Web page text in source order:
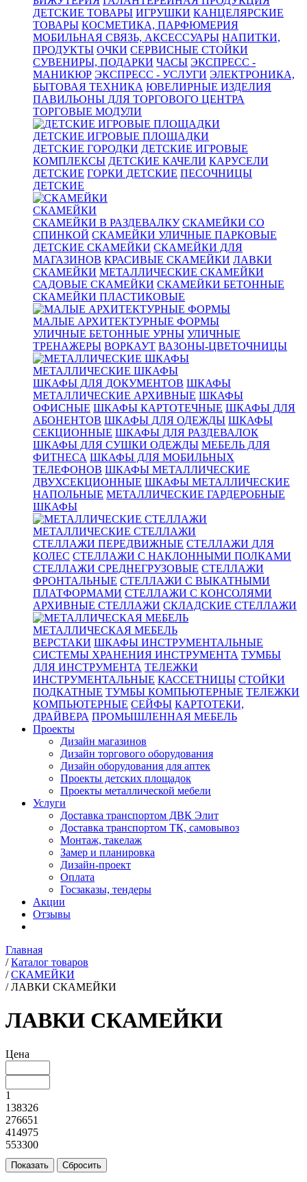
ДЕТСКИЕ ТОВАРЫ ИГРУШКИ КАНЦЕЛЯРСКИЕ
ТОВАРЫ КОСМЕТИКА, ПАРФЮМЕРИЯ
МОБИЛЬНАЯ СВЯЗЬ, АКСЕССУАРЫ НАПИТКИ,
ПРОДУКТЫ ОЧКИ СЕРВИСНЫЕ СТОЙКИ
СУВЕНИРЫ, ПОДАРКИ ЧАСЫ ЭКСПРЕСС -
МАНИКЮР ЭКСПРЕСС - УСЛУГИ ЭЛЕКТРОНИКА,
БЫТОВАЯ ТЕХНИКА ЮВЕЛИРНЫЕ ИЗДЕЛИЯ
ПАВИЛЬОНЫ ДЛЯ ТОРГОВОГО ЦЕНТРА
ТОРГОВЫЕ МОДУЛИ
ДЕТСКИЕ ИГРОВЫЕ ПЛОЩАДКИ
ДЕТСКИЕ ГОРОДКИ ДЕТСКИЕ ИГРОВЫЕ
КОМПЛЕКСЫ ДЕТСКИЕ КАЧЕЛИ КАРУСЕЛИ
ДЕТСКИЕ ГОРКИ ДЕТСКИЕ ПЕСОЧНИЦЫ
ДЕТСКИЕ
СКАМЕЙКИ
СКАМЕЙКИ В РАЗДЕВАЛКУ СКАМЕЙКИ СО
СПИНКОЙ СКАМЕЙКИ УЛИЧНЫЕ ПАРКОВЫЕ
ДЕТСКИЕ СКАМЕЙКИ СКАМЕЙКИ ДЛЯ
МАГАЗИНОВ КРАСИВЫЕ СКАМЕЙКИ ЛАВКИ
СКАМЕЙКИ МЕТАЛЛИЧЕСКИЕ СКАМЕЙКИ
САДОВЫЕ СКАМЕЙКИ СКАМЕЙКИ БЕТОННЫЕ
СКАМЕЙКИ ПЛАСТИКОВЫЕ
МАЛЫЕ АРХИТЕКТУРНЫЕ ФОРМЫ
УЛИЧНЫЕ БЕТОННЫЕ УРНЫ УЛИЧНЫЕ
ТРЕНАЖЕРЫ ВОРКАУТ ВАЗОНЫ-ЦВЕТОЧНИЦЫ
МЕТАЛЛИЧЕСКИЕ ШКАФЫ
ШКАФЫ ДЛЯ ДОКУМЕНТОВ ШКАФЫ
МЕТАЛЛИЧЕСКИЕ АРХИВНЫЕ ШКАФЫ
ОФИСНЫЕ ШКАФЫ КАРТОТЕЧНЫЕ ШКАФЫ ДЛЯ
АБОНЕНТОВ ШКАФЫ ДЛЯ ОДЕЖДЫ ШКАФЫ
СЕКЦИОННЫЕ ШКАФЫ ДЛЯ РАЗДЕВАЛОК
ШКАФЫ ДЛЯ СУШКИ ОДЕЖДЫ МЕБЕЛЬ ДЛЯ
ФИТНЕСА ШКАФЫ ДЛЯ МОБИЛЬНЫХ
ТЕЛЕФОНОВ ШКАФЫ МЕТАЛЛИЧЕСКИЕ
ДВУХСЕКЦИОННЫЕ ШКАФЫ МЕТАЛЛИЧЕСКИЕ
НАПОЛЬНЫЕ МЕТАЛЛИЧЕСКИЕ ГАРДЕРОБНЫЕ
ШКАФЫ
МЕТАЛЛИЧЕСКИЕ СТЕЛЛАЖИ
СТЕЛЛАЖИ ПЕРЕДВИЖНЫЕ СТЕЛЛАЖИ ДЛЯ
КОЛЕС СТЕЛЛАЖИ С НАКЛОННЫМИ ПОЛКАМИ
СТЕЛЛАЖИ СРЕДНЕГРУЗОВЫЕ СТЕЛЛАЖИ
ФРОНТАЛЬНЫЕ СТЕЛЛАЖИ С ВЫКАТНЫМИ
ПЛАТФОРМАМИ СТЕЛЛАЖИ С КОНСОЛЯМИ
АРХИВНЫЕ СТЕЛЛАЖИ СКЛАДСКИЕ СТЕЛЛАЖИ
МЕТАЛЛИЧЕСКАЯ МЕБЕЛЬ
ВЕРСТАКИ ШКАФЫ ИНСТРУМЕНТАЛЬНЫЕ
СИСТЕМЫ ХРАНЕНИЯ ИНСТРУМЕНТА ТУМБЫ
ДЛЯ ИНСТРУМЕНТА ТЕЛЕЖКИ
ИНСТРУМЕНТАЛЬНЫЕ КАССЕТНИЦЫ СТОЙКИ
ПОДКАТНЫЕ ТУМБЫ КОМПЬЮТЕРНЫЕ ТЕЛЕЖКИ
КОМПЬЮТЕРНЫЕ СЕЙФЫ КАРТОТЕКИ,
ДРАЙВЕРА ПРОМЫШЛЕННАЯ МЕБЕЛЬ
Проекты
Дизайн магазинов
Дизайн торгового оборудования
Дизайн оборудования для аптек
Проекты детских площадок
Проекты металлической мебели
Услуги
Доставка транспортом ДВК Элит
Доставка транспортом ТК, самовывоз
Монтаж, такелаж
Замер и планировка
Дизайн-проект
Оплата
Госзаказы, тендеры
Акции
Отзывы
Главная
/ Каталог товаров
/ СКАМЕЙКИ
/ ЛАВКИ СКАМЕЙКИ
ЛАВКИ СКАМЕЙКИ
Цена
1
138326
276651
414975
553300